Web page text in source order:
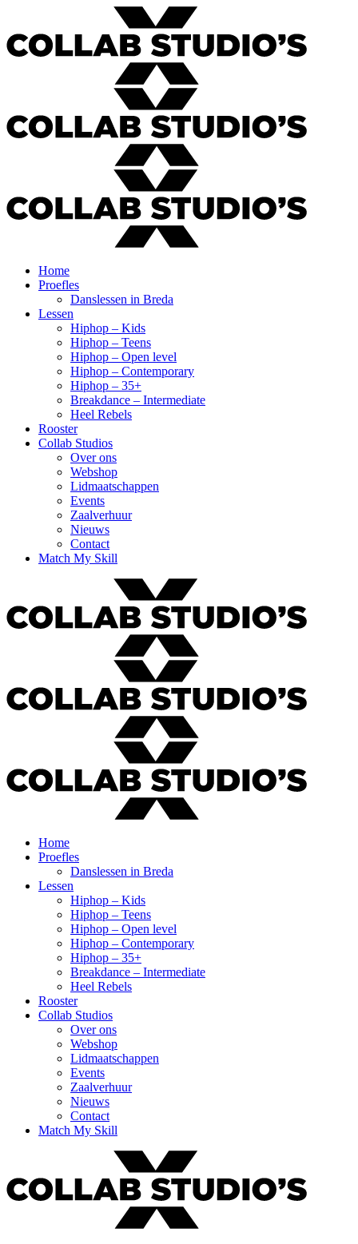
Home
Proefles
Danslessen in Breda
Lessen
Hiphop – Kids
Hiphop – Teens
Hiphop – Open level
Hiphop – Contemporary
Hiphop – 35+
Breakdance – Intermediate
Heel Rebels
Rooster
Collab Studios
Over ons
Webshop
Lidmaatschappen
Events
Zaalverhuur
Nieuws
Contact
Match My Skill
Home
Proefles
Danslessen in Breda
Lessen
Hiphop – Kids
Hiphop – Teens
Hiphop – Open level
Hiphop – Contemporary
Hiphop – 35+
Breakdance – Intermediate
Heel Rebels
Rooster
Collab Studios
Over ons
Webshop
Lidmaatschappen
Events
Zaalverhuur
Nieuws
Contact
Match My Skill